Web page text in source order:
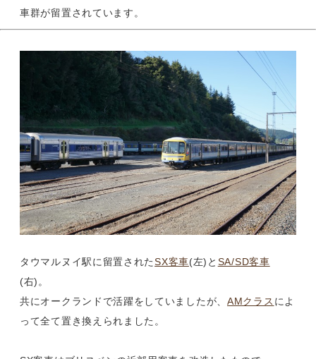
車群が留置されています。
タウマルヌイ駅に留置されたSX客車(左)と SA/SD客車
(右)。
共にオークランドで活躍をしていましたが、 AMクラス によ
って全て置き換えられました。